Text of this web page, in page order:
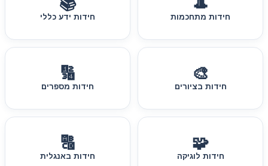
🎩
חידות מתחכמות
📚
חידות ידע כללי
🎨
חידות בציורים
🔢
חידות מספרים
🧩
חידות לוגיקה
🔠
חידות באנגלית